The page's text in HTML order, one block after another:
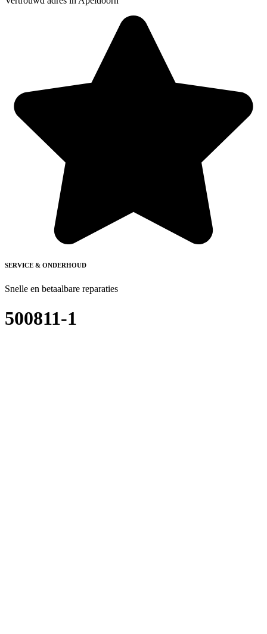
SERVICE & ONDERHOUD
Snelle en betaalbare reparaties
500811-1